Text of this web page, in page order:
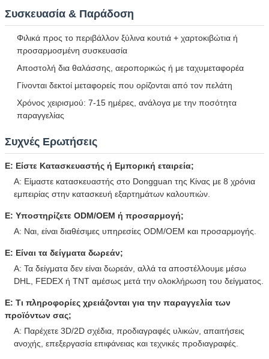
Συσκευασία & Παράδοση
Φιλικά προς το περιβάλλον ξύλινα κουτιά + χαρτοκιβώτια ή
προσαρμοσμένη συσκευασία
Αποστολή δια θαλάσσης, αεροπορικώς ή με ταχυμεταφορέα
Γίνονται δεκτοί μεταφορείς που ορίζονται από τον πελάτη
Χρόνος χειρισμού: 7-15 ημέρες, ανάλογα με την ποσότητα
παραγγελίας
Συχνές Ερωτήσεις
Ε: Είστε Κατασκευαστής ή Εμπορική εταιρεία;
Α: Είμαστε κατασκευαστής στο Dongguan της Κίνας με 8 χρόνια
εμπειρίας στην κατασκευή εξαρτημάτων καλουπιών.
Ε: Υποστηρίζετε ODM/OEM ή προσαρμογή;
Α: Ναι, είναι διαθέσιμες υπηρεσίες ODM/OEM και προσαρμογής.
Ε: Είναι τα δείγματα δωρεάν;
Α: Τα δείγματα δεν είναι δωρεάν, αλλά τα αποστέλλουμε μέσω
DHL, FEDEX ή TNT αμέσως μετά την ολοκλήρωση του δείγματος.
Ε: Τι πληροφορίες χρειάζονται για την παραγγελία των
προϊόντων σας;
Α: Παρέχετε 3D/2D σχέδια, προδιαγραφές υλικών, απαιτήσεις
ανοχής, επεξεργασία επιφάνειας και τεχνικές προδιαγραφές.